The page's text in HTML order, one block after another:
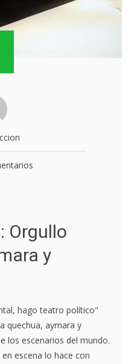
Orgullo
y
hago teatro político"
quechua, aymara y
los escenarios del mundo.
escena lo hace con